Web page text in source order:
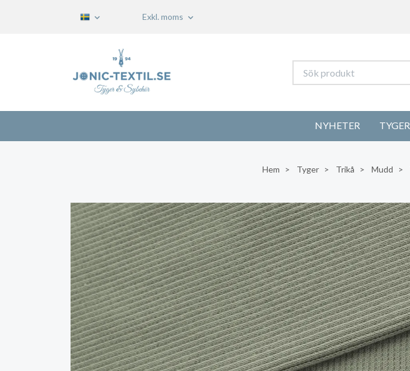
Exkl. moms
NYHETER TYGER
Hem Tyger Trikå Mudd